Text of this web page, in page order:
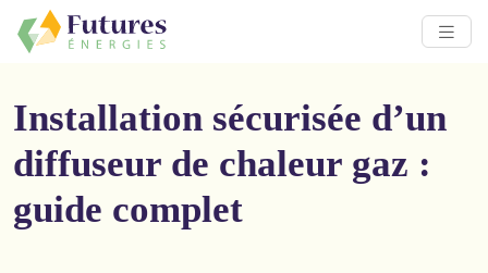
Installation sécurisée d’un
diffuseur de chaleur gaz :
guide complet